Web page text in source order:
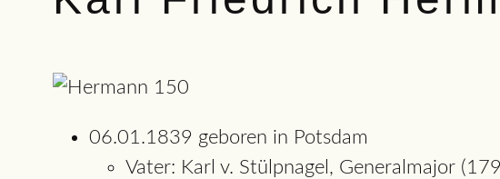
06.01.1839 geboren in Potsdam
Vater: Karl v. Stülpnagel, Generalmajor